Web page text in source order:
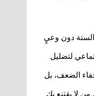
الستة دون وعيٍ
لتضليل
الضعف، بل
لا يقتنع بك